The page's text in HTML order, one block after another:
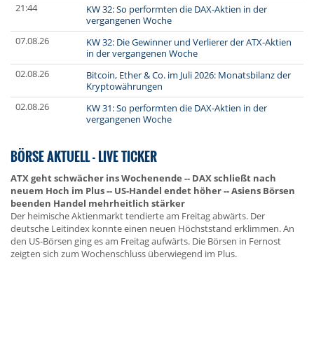
21:44
KW 32: So performten die DAX-Aktien in der
vergangenen Woche
07.08.26
KW 32: Die Gewinner und Verlierer der ATX-Aktien
in der vergangenen Woche
02.08.26
Bitcoin, Ether & Co. im Juli 2026: Monatsbilanz der
Kryptowährungen
02.08.26
KW 31: So performten die DAX-Aktien in der
vergangenen Woche
BÖRSE AKTUELL - LIVE TICKER
ATX geht schwächer ins Wochenende -- DAX schließt nach
neuem Hoch im Plus -- US-Handel endet höher -- Asiens Börsen
beenden Handel mehrheitlich stärker
Der heimische Aktienmarkt tendierte am Freitag abwärts. Der
deutsche Leitindex konnte einen neuen Höchststand erklimmen. An
den US-Börsen ging es am Freitag aufwärts. Die Börsen in Fernost
zeigten sich zum Wochenschluss überwiegend im Plus.